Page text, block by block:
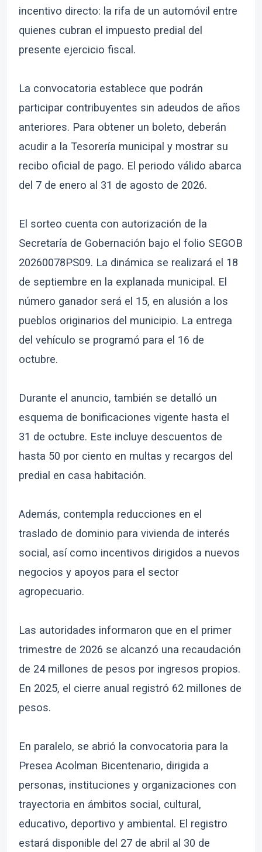
incentivo directo: la rifa de un automóvil entre
quienes cubran el impuesto predial del
presente ejercicio fiscal.
La convocatoria establece que podrán
participar contribuyentes sin adeudos de años
anteriores. Para obtener un boleto, deberán
acudir a la Tesorería municipal y mostrar su
recibo oficial de pago. El periodo válido abarca
del 7 de enero al 31 de agosto de 2026.
El sorteo cuenta con autorización de la
Secretaría de Gobernación bajo el folio SEGOB
20260078PS09. La dinámica se realizará el 18
de septiembre en la explanada municipal. El
número ganador será el 15, en alusión a los
pueblos originarios del municipio. La entrega
del vehículo se programó para el 16 de
octubre.
Durante el anuncio, también se detalló un
esquema de bonificaciones vigente hasta el
31 de octubre. Este incluye descuentos de
hasta 50 por ciento en multas y recargos del
predial en casa habitación.
Además, contempla reducciones en el
traslado de dominio para vivienda de interés
social, así como incentivos dirigidos a nuevos
negocios y apoyos para el sector
agropecuario.
Las autoridades informaron que en el primer
trimestre de 2026 se alcanzó una recaudación
de 24 millones de pesos por ingresos propios.
En 2025, el cierre anual registró 62 millones de
pesos.
En paralelo, se abrió la convocatoria para la
Presea Acolman Bicentenario, dirigida a
personas, instituciones y organizaciones con
trayectoria en ámbitos social, cultural,
educativo, deportivo y ambiental. El registro
estará disponible del 27 de abril al 30 de